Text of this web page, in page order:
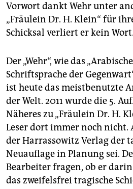
Vorwort dankt Wehr unter
„Fräulein Dr. H. Klein“ für
Schicksal verliert er kein Wort.
Der „Wehr“, wie das
Schriftsprache der
ist heute das meistbenutzte
der Welt. 2011 wurde die 5.
Näheres zu „Fräulein Dr. H.
Leser dort immer noch nicht.
der Harrassowitz Verlag der
Neuauflage in Planung sei.
Bearbeiter fragen, ob er
das zweifelsfrei tragische